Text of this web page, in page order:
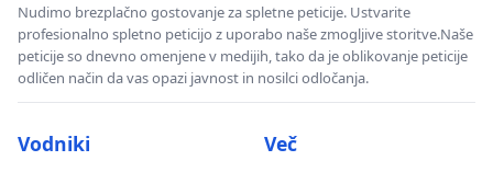
Nudimo brezplačno gostovanje za spletne peticije. Ustvarite
profesionalno spletno peticijo z uporabo naše zmogljive storitve.Naše
peticije so dnevno omenjene v medijih, tako da je oblikovanje peticije
odličen način da vas opazi javnost in nosilci odločanja.
Vodniki Več